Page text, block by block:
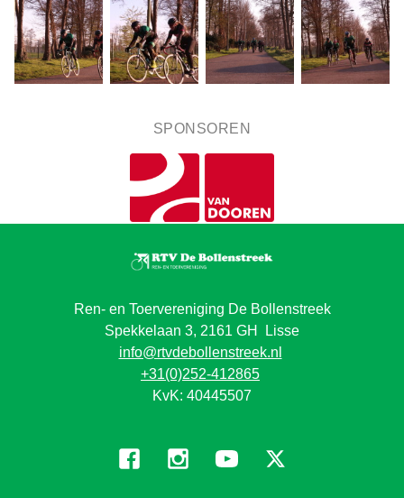
SPONSOREN
Ren- en Toervereniging De Bollenstreek
Spekkelaan 3, 2161 GH Lisse
info@rtvdebollenstreek.nl
+31(0)252-412865
KvK: 40445507